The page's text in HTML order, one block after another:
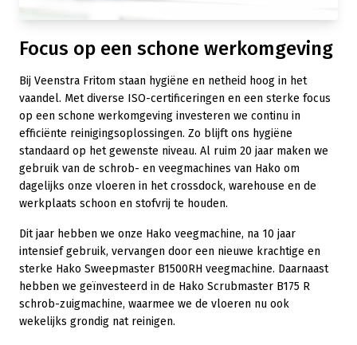
Focus op een schone werkomgeving
Bij Veenstra Fritom staan hygiëne en netheid hoog in het
vaandel. Met diverse ISO-certificeringen en een sterke focus
op een schone werkomgeving investeren we continu in
efficiënte reinigingsoplossingen. Zo blijft ons hygiëne
standaard op het gewenste niveau. Al ruim 20 jaar maken we
gebruik van de schrob- en veegmachines van Hako om
dagelijks onze vloeren in het crossdock, warehouse en de
werkplaats schoon en stofvrij te houden.
Dit jaar hebben we onze Hako veegmachine, na 10 jaar
intensief gebruik, vervangen door een nieuwe krachtige en
sterke Hako Sweepmaster B1500RH veegmachine. Daarnaast
hebben we geïnvesteerd in de Hako Scrubmaster B175 R
schrob-zuigmachine, waarmee we de vloeren nu ook
wekelijks grondig nat reinigen.